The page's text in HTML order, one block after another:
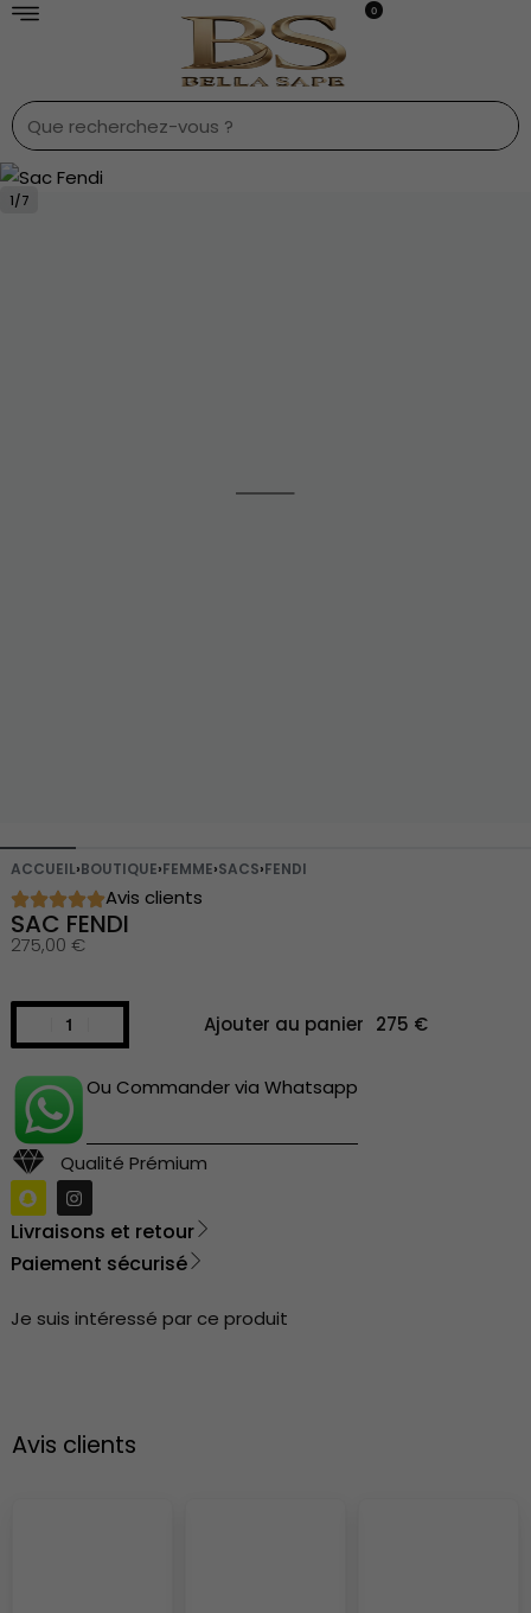
0
1/7
ACCUEIL›BOUTIQUE›FEMME›SACS›FENDI
Avis clients
SAC FENDI
275,00 €
Ajouter au panier
Ou Commander via Whatsapp
Qualité Prémium
Livraisons et retour
Paiement sécurisé
Je suis intéressé par ce produit
Avis clients